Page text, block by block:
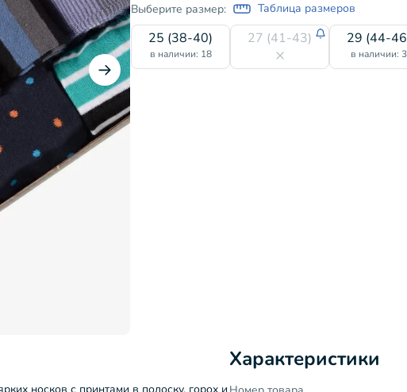
Выберите размер: Таблица размеров
25 (38-40)
в наличии: 18
27 (41-43) 29 (44-
в наличии: 3
Характеристики